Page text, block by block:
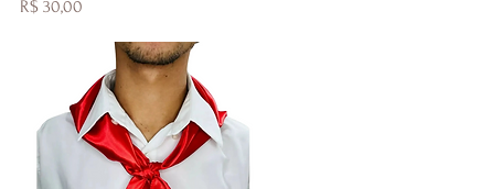
Preço
R$ 30,00